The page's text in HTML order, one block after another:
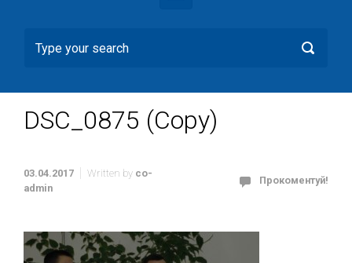
DSC_0875 (Copy)
03.04.2017 Written by co-
admin
Прокоментуй!